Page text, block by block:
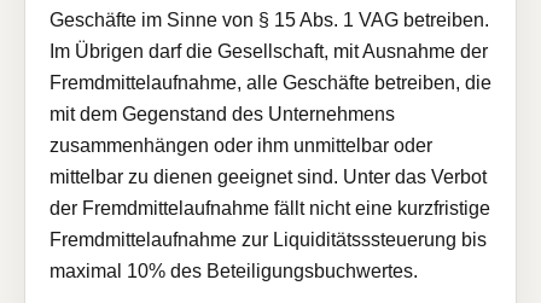
Geschäfte im Sinne von § 15 Abs. 1 VAG betreiben.
Im Übrigen darf die Gesellschaft, mit Ausnahme der
Fremdmittelaufnahme, alle Geschäfte betreiben, die
mit dem Gegenstand des Unternehmens
zusammenhängen oder ihm unmittelbar oder
mittelbar zu dienen geeignet sind. Unter das Verbot
der Fremdmittelaufnahme fällt nicht eine kurzfristige
Fremdmittelaufnahme zur Liquiditätsssteuerung bis
maximal 10% des Beteiligungsbuchwertes.